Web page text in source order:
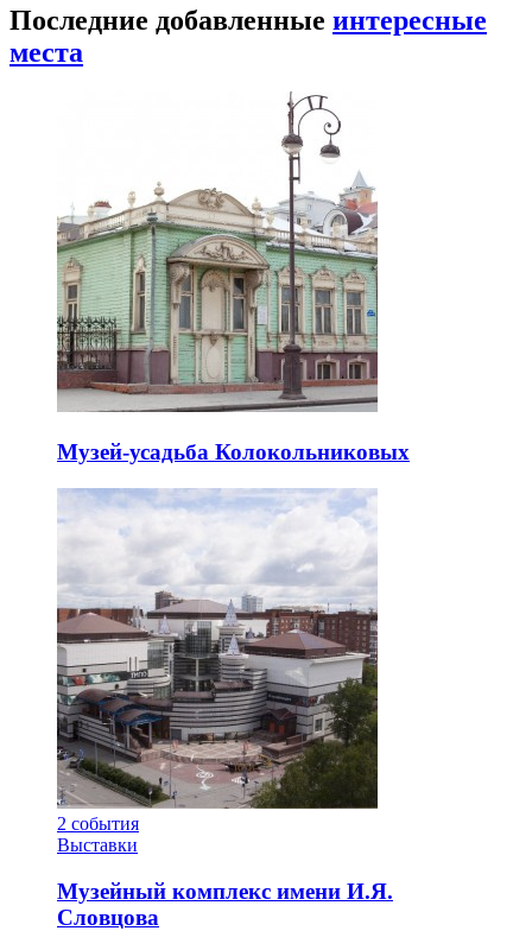
Последние добавленные интересные
места
Музей-усадьба Колокольниковых
2 события
Выставки
Музейный комплекс имени И.Я.
Словцова